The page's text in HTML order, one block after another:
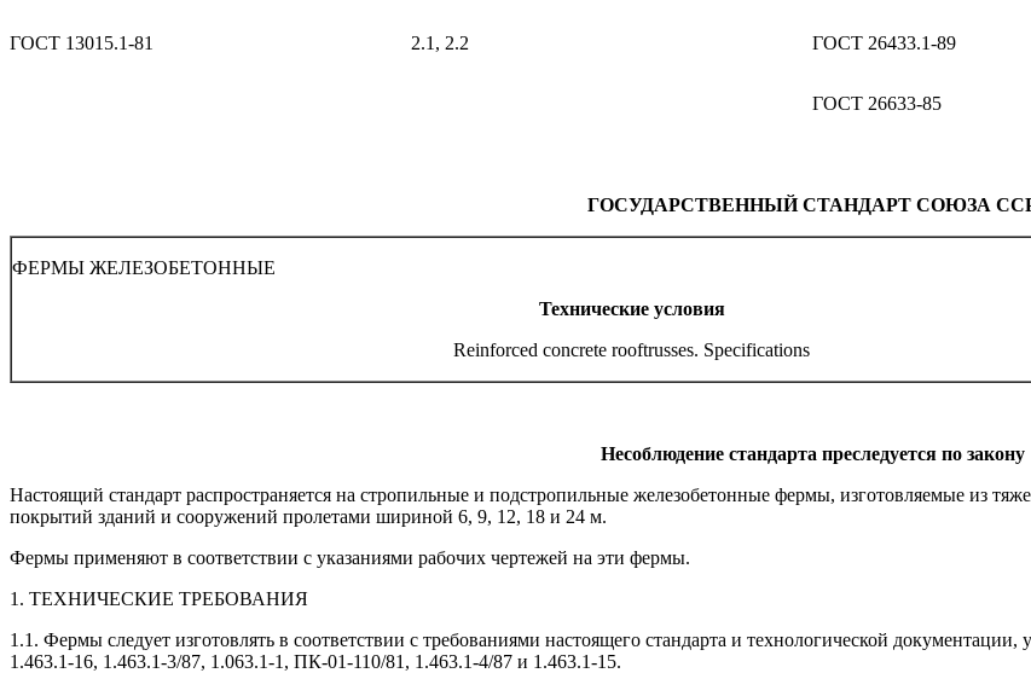
ГОСТ 13015.1-81 2.1, 2.2 ГОСТ 26433.1-89
ГОСТ 26633-85
ГОСУДАРСТВЕННЫЙ СТАНДАРТ СОЮЗА
ФЕРМЫ ЖЕЛЕЗОБЕТОННЫЕ
Технические условия
Reinforced concrete rooftrusses. Specifications
Несоблюдение стандарта преследуется по закону
Настоящий стандарт распространяется на стропильные и подстропильные железобетонные фермы, изготовляемые из
покрытий зданий и сооружений пролетами шириной 6, 9, 12, 18 и 24 м.
Фермы применяют в соответствии с указаниями рабочих чертежей на эти фермы.
1. ТЕХНИЧЕСКИЕ ТРЕБОВАНИЯ
1.1. Фермы следует изготовлять в соответствии с требованиями настоящего стандарта и технологической
1.463.1-16, 1.463.1-3/87, 1.063.1-1, ПК-01-110/81, 1.463.1-4/87 и 1.463.1-15.